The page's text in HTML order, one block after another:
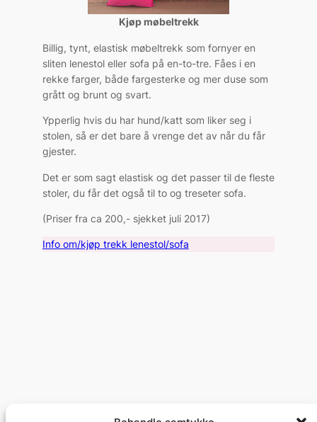
Kjøp møbeltrekk
Billig, tynt, elastisk møbeltrekk som fornyer en
sliten lenestol eller sofa på en-to-tre. Fåes i en
rekke farger, både fargesterke og mer duse som
grått og brunt og svart.
Ypperlig hvis du har hund/katt som liker seg i
stolen, så er det bare å vrenge det av når du får
gjester.
Det er som sagt elastisk og det passer til de fleste
stoler, du får det også til to og treseter sofa.
(Priser fra ca 200,- sjekket juli 2017)
Info om/kjøp trekk lenestol/sofa